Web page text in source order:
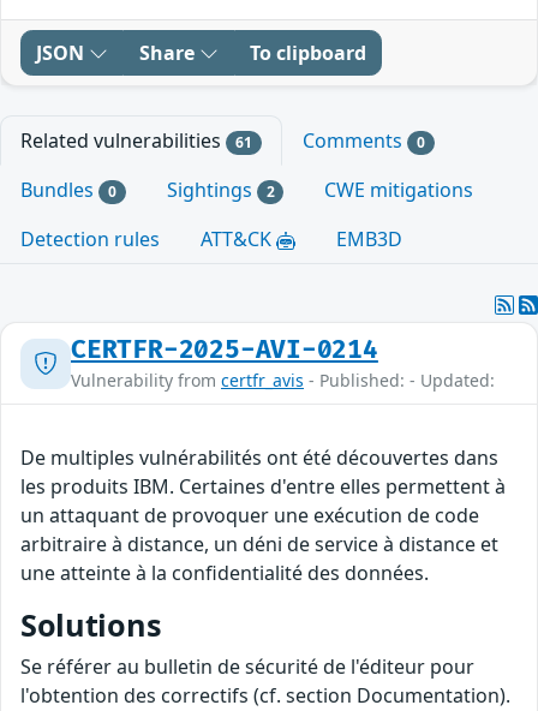
JSON Share To clipboard
Related vulnerabilities 61 Comments 0
Bundles 0 Sightings 2
CWE mitigations
Detection rules
ATT&CK EMB3D
CERTFR-2025-AVI-0214
Vulnerability from certfr_avis - Published: - Updated:
De multiples vulnérabilités ont été découvertes dans
les produits IBM. Certaines d'entre elles permettent à
un attaquant de provoquer une exécution de code
arbitraire à distance, un déni de service à distance et
une atteinte à la confidentialité des données.
Solutions
Se référer au bulletin de sécurité de l'éditeur pour
l'obtention des correctifs (cf. section Documentation).